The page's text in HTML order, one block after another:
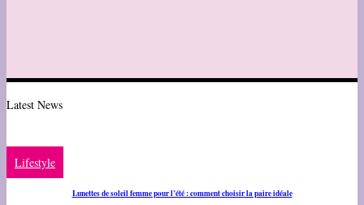
Latest News
Lifestyle
Lunettes de soleil femme pour l’été : comment choisir la paire idéale